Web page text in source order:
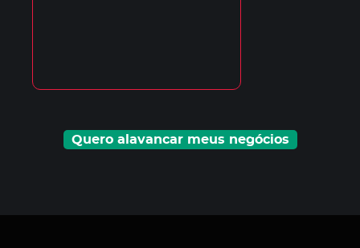
Quero alavancar meus negócios